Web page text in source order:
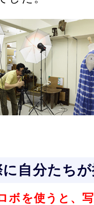
に自分たち
ボを使うと、